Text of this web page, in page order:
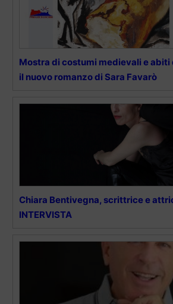
Mostra di costumi medievali e abiti
il nuovo romanzo di Sara Favarò
Chiara Bentivegna, scrittrice e
INTERVISTA